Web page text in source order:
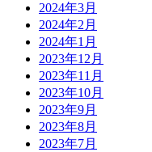
2024年3月
2024年2月
2024年1月
2023年12月
2023年11月
2023年10月
2023年9月
2023年8月
2023年7月